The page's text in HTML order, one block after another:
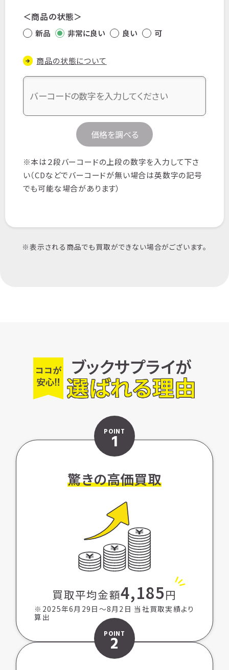
商品の状態
新品 非常に良い 良い 可
商品の状態について
価格を調べる
※本は２段バーコードの上段の数字を入力して下さ
い（CDなどでバーコードが無い場合は英数字の記号
でも可能な場合があります）
※表示される商品でも買取ができない場合がございます。
ブックサプライが
選ばれる理由
POINT
1
驚きの高価買取
買取平均金額4,185円
※2025年6月29日〜8月2日 当社買取実績より
算出
POINT
2